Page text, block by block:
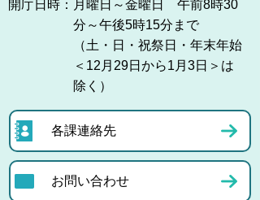
開庁日時： 月曜日～金曜日 午前8時30
分～午後5時15分まで
（土・日・祝祭日・年末年始
＜12月29日から1月3日＞は
除く）
各課連絡先
お問い合わせ